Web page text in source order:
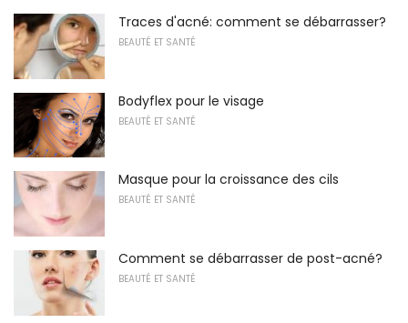
Traces d'acné: comment se débarrasser?
BEAUTÉ ET SANTÉ
Bodyflex pour le visage
BEAUTÉ ET SANTÉ
Masque pour la croissance des cils
BEAUTÉ ET SANTÉ
Comment se débarrasser de post-acné?
BEAUTÉ ET SANTÉ